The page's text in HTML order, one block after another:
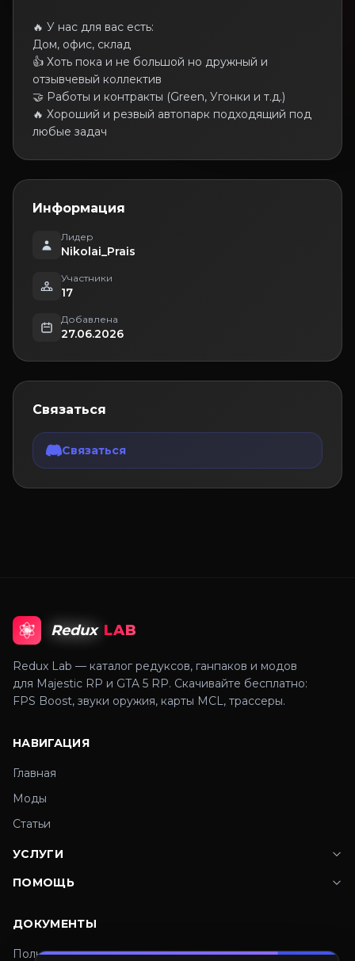
🔥 У нас для вас есть:
Дом, офис, склад
👍 Хоть пока и не большой но дружный и
отзывчевый коллектив
🤝 Работы и контракты (Green, Угонки и т.д.)
🔥 Хороший и резвый автопарк подходящий под
любые задач
Информация
Лидер
Nikolai_Prais
Участники
17
Добавлена
27.06.2026
Связаться
Связаться
Redux LAB
Redux Lab — каталог редуксов, ганпаков и модов
для Majestic RP и GTA 5 RP. Скачивайте бесплатно:
FPS Boost, звуки оружия, карты MCL, трассеры.
НАВИГАЦИЯ
Главная
Моды
Статьи
УСЛУГИ
ПОМОЩЬ
ДОКУМЕНТЫ
Пользовательское соглашение